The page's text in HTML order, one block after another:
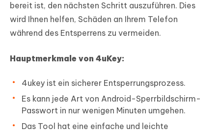
bereit ist, den nächsten Schritt auszuführen. Dies
wird Ihnen helfen, Schäden an Ihrem Telefon
während des Entsperrens zu vermeiden.
Hauptmerkmale von 4uKey:
4ukey ist ein sicherer Entsperrungsprozess.
Es kann jede Art von Android-Sperrbildschirm-
Passwort in nur wenigen Minuten umgehen.
Das Tool hat eine einfache und leichte